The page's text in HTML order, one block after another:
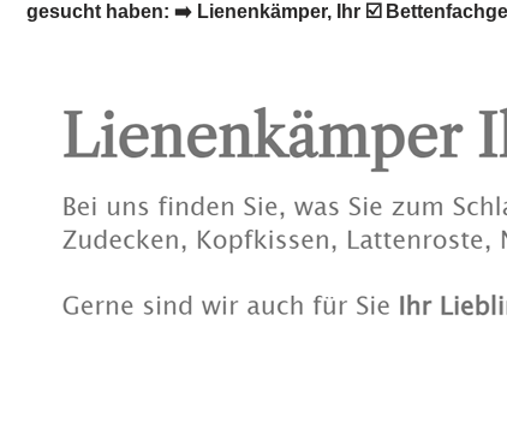
gesucht haben: ➡️ Lienenkämper, Ihr ☑️